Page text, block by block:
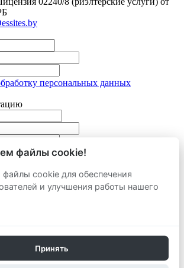
персональных данных
персональных данных
файлы cookie!
cookie для обеспечения
и улучшения работы нашего
Принять